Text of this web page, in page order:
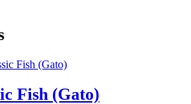
Fish (Gato)